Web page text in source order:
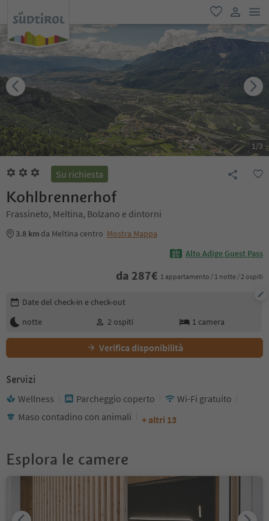
favoriti
user link
1/3
Su richiesta
Kohlbrennerhof
Frassineto, Meltina, Bolzano e dintorni
3.8 km da Meltina centro Mostra Mappa
Alto Adige Guest Pass
da 287€ 1 appartamento / 1 notte / 2 ospiti
Modifica i dettagli della prenotazione
Date del check-in e check-out
notte
2 ospiti 1 camera
Verifica disponibilità
Servizi
Wellness Parcheggio coperto
Wi-Fi gratuito
Maso contadino con animali
+ altri 13
Esplora le camere